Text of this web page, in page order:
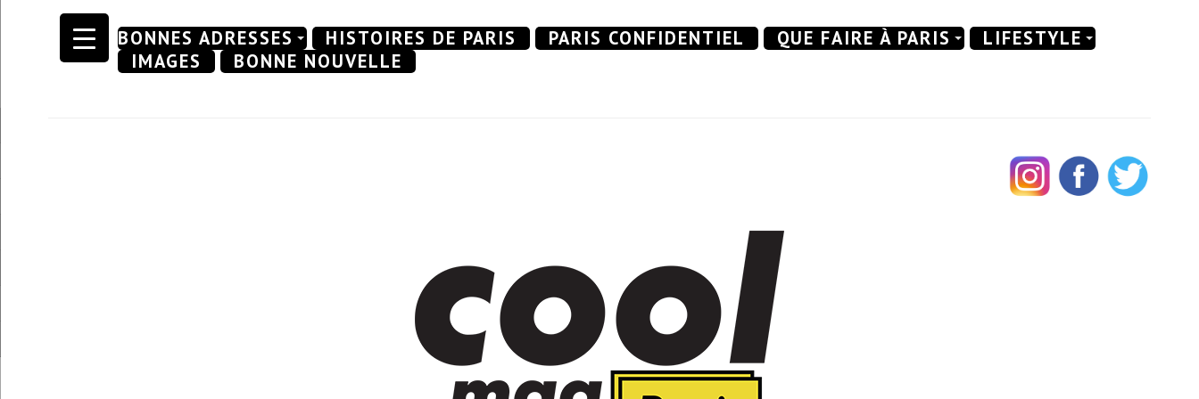
Skip
BONNES ADRESSES HISTOIRES DE PARIS PARIS CONFIDENTIEL QUE FAIRE À PARIS
LIFESTYLE
IMAGES
BONNE NOUVELLE